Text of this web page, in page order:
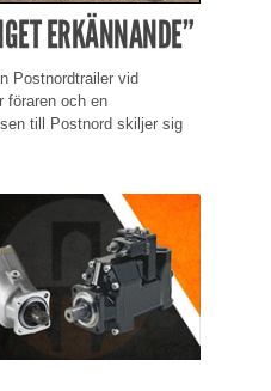
ERKÄNNANDE”
Postnordtrailer vid
föraren och en
till Postnord skiljer sig